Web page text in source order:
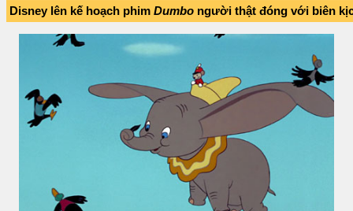
Disney lên kế hoạch phim Dumbo người thật đóng với biên